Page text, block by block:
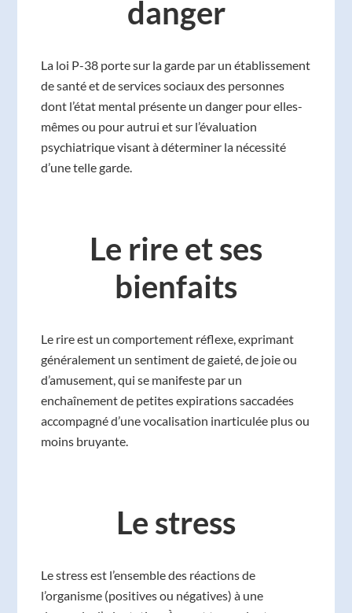
danger
La loi P-38 porte sur la garde par un établissement
de santé et de services sociaux des personnes
dont l’état mental présente un danger pour elles-
mêmes ou pour autrui et sur l’évaluation
psychiatrique visant à déterminer la nécessité
d’une telle garde.
Le rire et ses
bienfaits
Le rire est un comportement réflexe, exprimant
généralement un sentiment de gaieté, de joie ou
d’amusement, qui se manifeste par un
enchaînement de petites expirations saccadées
accompagné d’une vocalisation inarticulée plus ou
moins bruyante.
Le stress
Le stress est l’ensemble des réactions de
l’organisme (positives ou négatives) à une